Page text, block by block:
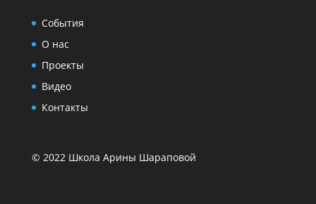
События
О нас
Проекты
Видео
Контакты
© 2022 Школа Арины Шараповой